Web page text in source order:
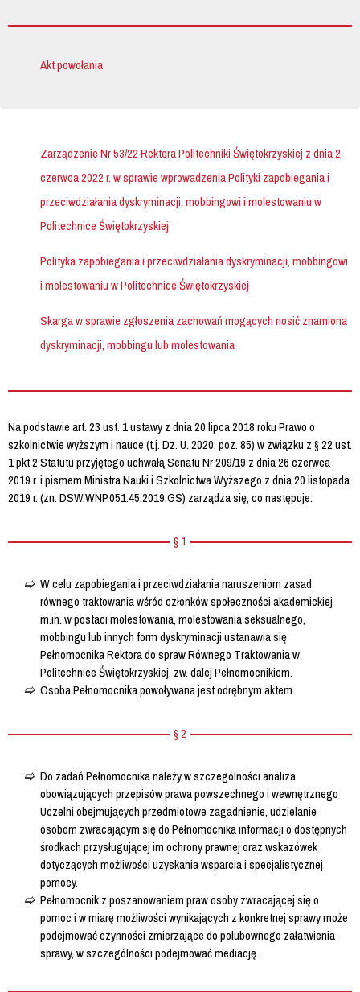
Akt powołania
Zarządzenie Nr 53/22 Rektora Politechniki Świętokrzyskiej z dnia 2
czerwca 2022 r. w sprawie wprowadzenia Polityki zapobiegania i
przeciwdziałania dyskryminacji, mobbingowi i molestowaniu w
Politechnice Świętokrzyskiej
Polityka zapobiegania i przeciwdziałania dyskryminacji, mobbingowi
i molestowaniu w Politechnice Świętokrzyskiej
Skarga w sprawie zgłoszenia zachowań mogących nosić znamiona
dyskryminacji, mobbingu lub molestowania
Na podstawie art. 23 ust. 1 ustawy z dnia 20 lipca 2018 roku Prawo o
szkolnictwie wyższym i nauce (t.j. Dz. U. 2020, poz. 85) w związku z § 22 ust.
1 pkt 2 Statutu przyjętego uchwałą Senatu Nr 209/19 z dnia 26 czerwca
2019 r. i pismem Ministra Nauki i Szkolnictwa Wyższego z dnia 20 listopada
2019 r. (zn. DSW.WNP.051.45.2019.GS) zarządza się, co następuje:
§ 1
W celu zapobiegania i przeciwdziałania naruszeniom zasad
równego traktowania wśród członków społeczności akademickiej
m.in. w postaci molestowania, molestowania seksualnego,
mobbingu lub innych form dyskryminacji ustanawia się
Pełnomocnika Rektora do spraw Równego Traktowania w
Politechnice Świętokrzyskiej, zw. dalej Pełnomocnikiem.
Osoba Pełnomocnika powoływana jest odrębnym aktem.
§ 2
Do zadań Pełnomocnika należy w szczególności analiza
obowiązujących przepisów prawa powszechnego i wewnętrznego
Uczelni obejmujących przedmiotowe zagadnienie, udzielanie
osobom zwracającym się do Pełnomocnika informacji o dostępnych
środkach przysługującej im ochrony prawnej oraz wskazówek
dotyczących możliwości uzyskania wsparcia i specjalistycznej
pomocy.
Pełnomocnik z poszanowaniem praw osoby zwracającej się o
pomoc i w miarę możliwości wynikających z konkretnej sprawy może
podejmować czynności zmierzające do polubownego załatwienia
sprawy, w szczególności podejmować mediację.